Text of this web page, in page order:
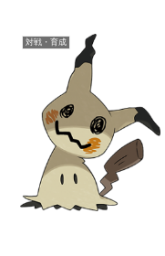
対戦・育成